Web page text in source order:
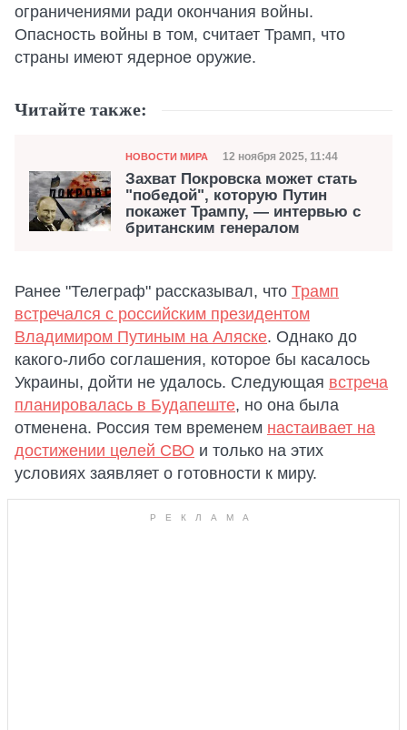
ограничениями ради окончания войны.
Опасность войны в том, считает Трамп, что
страны имеют ядерное оружие.
Читайте также:
Категория
НОВОСТИ МИРА Дата публикации
12 ноября 2025, 11:44
Захват Покровска может стать
"победой", которую Путин
покажет Трампу, — интервью с
британским генералом
Ранее "Телеграф" рассказывал, что Трамп
встречался с российским президентом
Владимиром Путиным на Аляске. Однако до
какого-либо соглашения, которое бы касалось
Украины, дойти не удалось. Следующая встреча
планировалась в Будапеште, но она была
отменена. Россия тем временем настаивает на
достижении целей СВО и только на этих
условиях заявляет о готовности к миру.